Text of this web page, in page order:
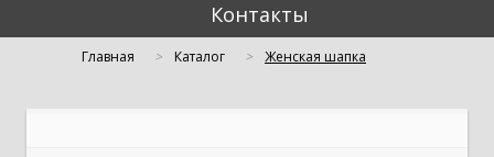
Контакты
Главная Каталог Женская шапка